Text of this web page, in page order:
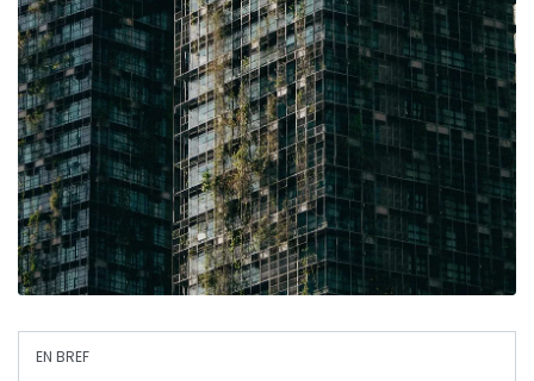
EN BREF